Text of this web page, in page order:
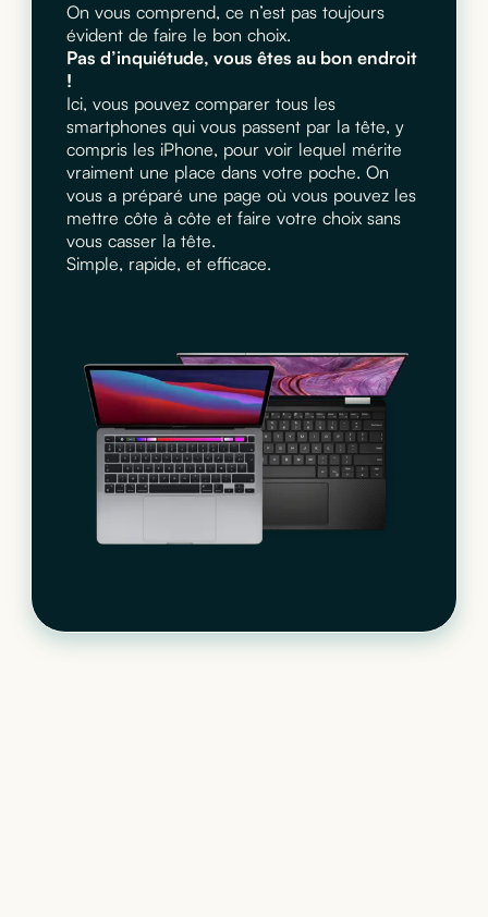
On vous comprend, ce n’est pas toujours
évident de faire le bon choix.
Pas d’inquiétude, vous êtes au bon endroit
!
Ici, vous pouvez comparer tous les
smartphones qui vous passent par la tête, y
compris les iPhone, pour voir lequel mérite
vraiment une place dans votre poche. On
vous a préparé une page où vous pouvez les
mettre côte à côte et faire votre choix sans
vous casser la tête.
Simple, rapide, et efficace.